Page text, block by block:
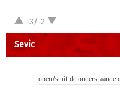
+3/-2
Sevic
open/sluit de onderstaande